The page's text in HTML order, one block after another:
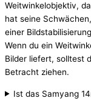
Weitwinkelobjektiv,
hat seine
einer
Wenn du ein
Bilder liefert, solltest
Betracht ziehen.
Ist das Samyang